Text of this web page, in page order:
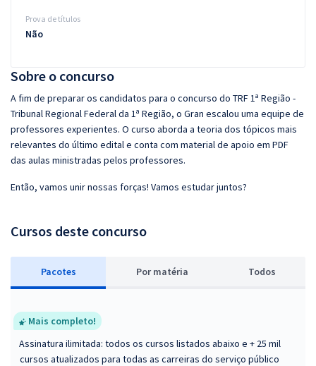
Sobre o concurso
A fim de preparar os candidatos para o concurso do TRF 1ª Região -
Tribunal Regional Federal da 1ª Região, o Gran escalou uma equipe de
professores experientes. O curso aborda a teoria dos tópicos mais
relevantes do último edital e conta com material de apoio em PDF
das aulas ministradas pelos professores.
Então, vamos unir nossas forças! Vamos estudar juntos?
Cursos deste concurso
Pacotes Por matéria Todos
Mais completo!
Assinatura ilimitada: todos os cursos listados abaixo e + 25 mil
cursos atualizados para todas as carreiras do serviço público
Prova de títulos
Não